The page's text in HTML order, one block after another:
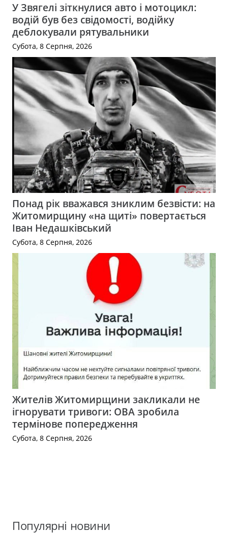
У Звягелі зіткнулися авто і мотоцикл:
водій був без свідомості, водійку
деблокували рятувальники
Субота, 8 Серпня, 2026
Понад рік вважався зниклим безвісти: на
Житомирщину «на щиті» повертається
Іван Недашківський
Субота, 8 Серпня, 2026
Жителів Житомирщини закликали не
ігнорувати тривоги: ОВА зробила
термінове попередження
Субота, 8 Серпня, 2026
Популярні новини